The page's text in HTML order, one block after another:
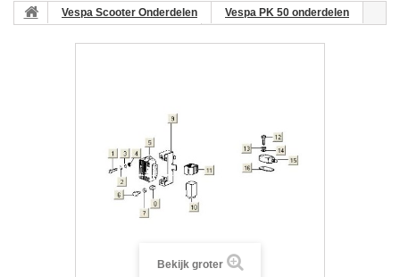
Vespa Scooter Onderdelen
Vespa PK 50 onderdelen
Bekijk groter